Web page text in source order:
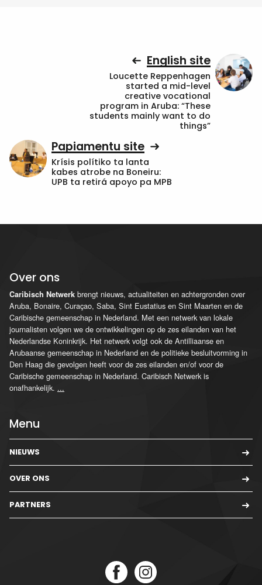
English site
Loucette Reppenhagen
started a mid-level
creative vocational
program in Aruba: “These
students mainly want to do
things”
Papiamentu site
Krísis polítiko ta lanta
kabes atrobe na Boneiru:
UPB ta retirá apoyo pa MPB
Over ons
Caribisch Netwerk brengt nieuws, actualiteiten en achtergronden over
Aruba, Bonaire, Curaçao, Saba, Sint Eustatius en Sint Maarten en de
Caribische gemeenschap in Nederland. Met een netwerk van lokale
journalisten volgen we de ontwikkelingen op de zes eilanden van het
Nederlandse Koninkrijk. Het netwerk volgt ook de Antilliaanse en
Arubaanse gemeenschap in Nederland en de politieke besluitvorming in
Den Haag die gevolgen heeft voor de zes eilanden en/of voor de
Caribische gemeenschap in Nederland. Caribisch Netwerk is
onafhankelijk. ...
Menu
NIEUWS
OVER ONS
PARTNERS